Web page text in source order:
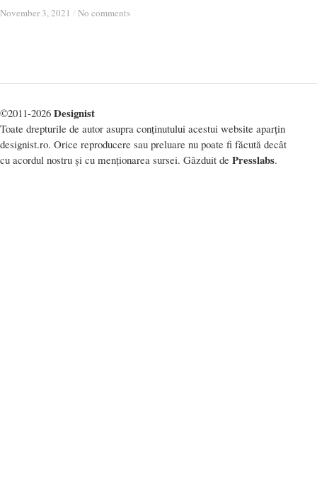
November 3, 2021 / No comments
November 3, 2021 / No comments
©2011-2026 Designist
Toate drepturile de autor asupra conținutului acestui website aparțin
designist.ro. Orice reproducere sau preluare nu poate fi făcută decât
cu acordul nostru și cu menționarea sursei. Găzduit de Presslabs.